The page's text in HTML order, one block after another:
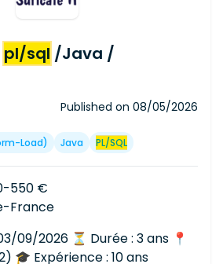
pl/sql /Java /
Published on 08/05/2026
Load) Java PL/SQL
550 €
France
09/2026 ⏳ Durée : 3 ans 📍
🎓 Expérience : 10 ans